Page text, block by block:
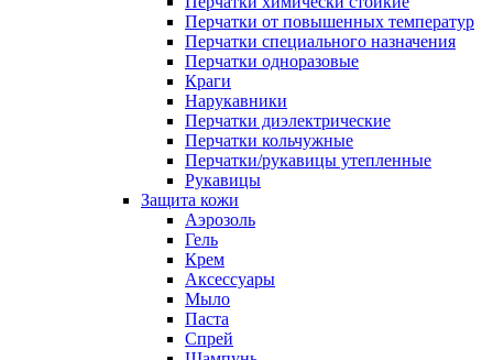
Перчатки от повышенных температур
Перчатки специального назначения
Перчатки одноразовые
Краги
Нарукавники
Перчатки диэлектрические
Перчатки кольчужные
Перчатки/рукавицы утепленные
Рукавицы
Защита кожи
Аэрозоль
Гель
Крем
Аксессуары
Мыло
Паста
Спрей